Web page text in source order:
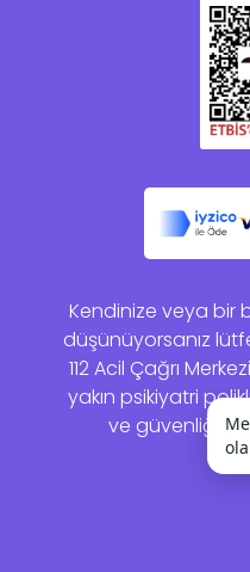
Kendinize veya bir
düşünüyorsanız
112 Acil Çağrı
yakın psikiyatri
ve güvenliğiniz